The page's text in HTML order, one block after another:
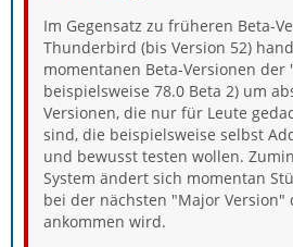
Im Gegensatz zu früheren Beta-
Thunderbird (bis Version 52)
momentanen Beta-Versionen der
beispielsweise 78.0 Beta 2) um
Versionen, die nur für Leute
sind, die beispielsweise selbst
und bewusst testen wollen.
System ändert sich momentan
bei der nächsten "Major Version"
ankommen wird.